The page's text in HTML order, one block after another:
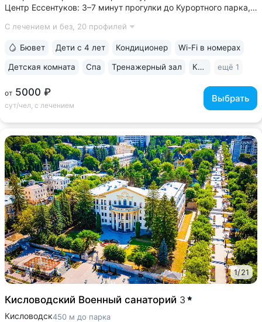
Центр Ессентуков: 3–7 минут прогулки до Курортного парка,
вокзала • Более 60 лет экспертизы в реабилитации
С лечением и без, 20 профилей
от 5000 ₽
сут/чел, с лечением
Выбрать
Бювет Дети с 4 лет Кондиционер Wi-Fi в номерах
Детская комната Спа Тренажерный зал Караоке ещё 1
1/21
Кисловодский Военный санаторий 3
Кисловодск450 м до парка